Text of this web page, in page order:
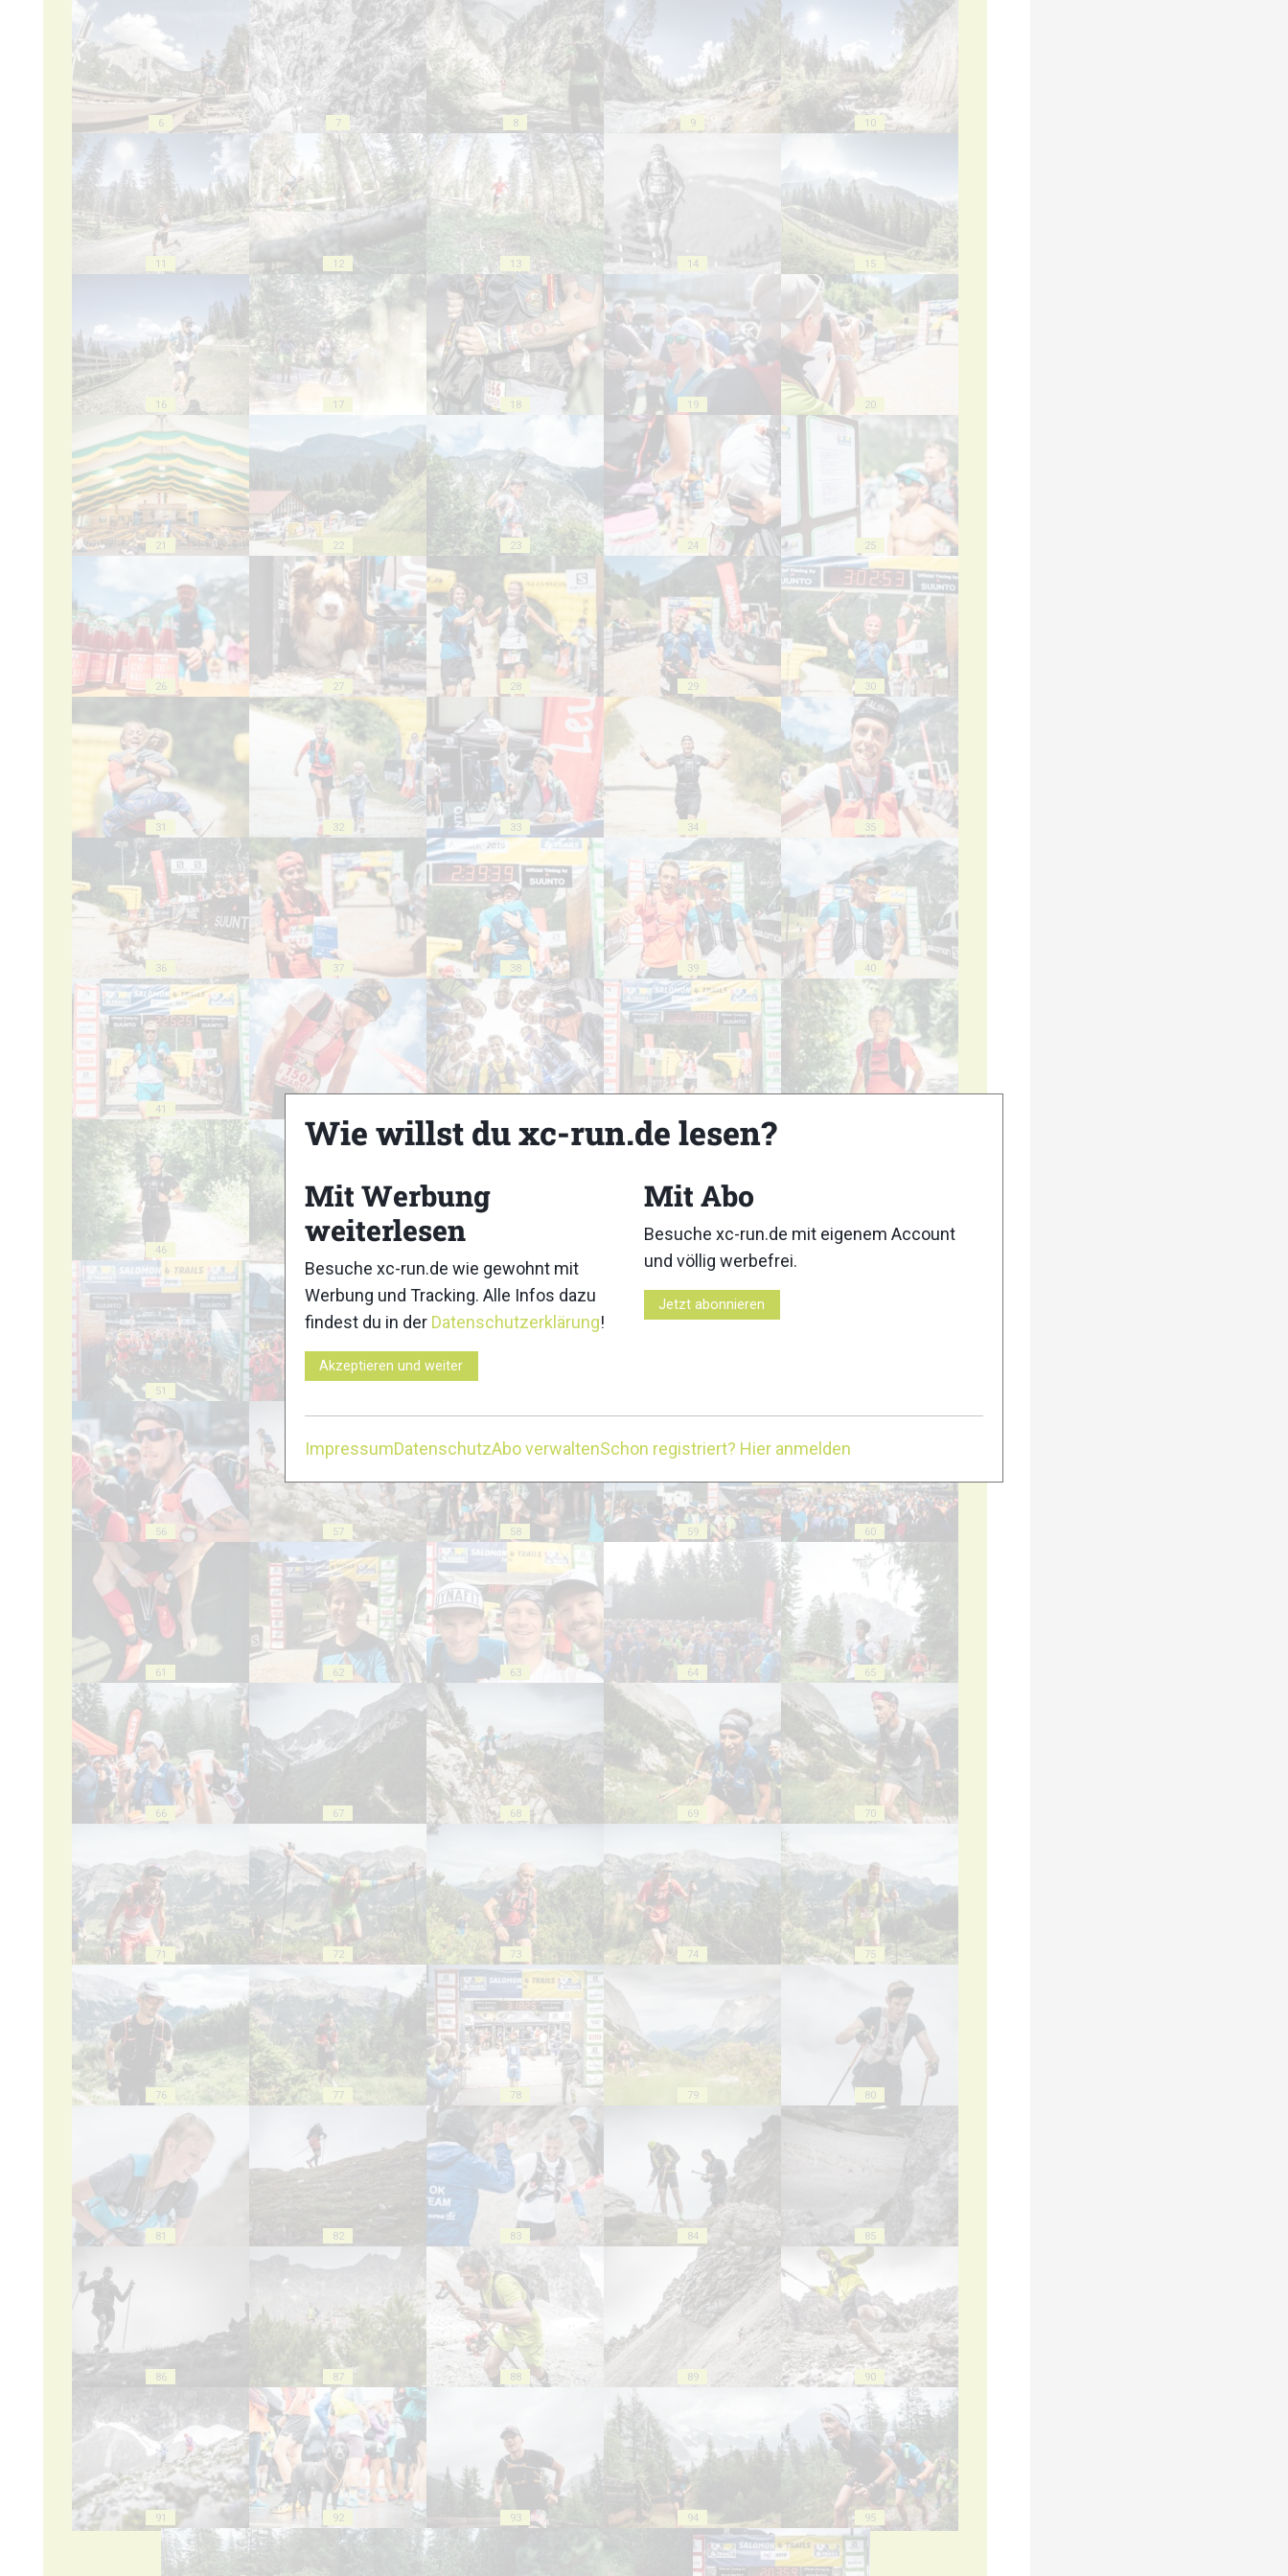
6 7 8 9 10
11 12 13 14 15
16 17 18 19 20
21 22 23 24 25
26 27 28 29 30
31 32 33 34 35
36 37 38 39 40
41
46
51
56 57 58 59 60
61 62 63 64 65
66 67 68 69 70
71 72 73 74 75
76 77 78 79 80
81 82 83 84 85
86 87 88 89 90
91 92 93 94 95
Wie willst du xc-run.de lesen?
Mit Werbung
weiterlesen
Besuche xc-run.de wie gewohnt mit
Werbung und Tracking. Alle Infos dazu
findest du in der Datenschutzerklärung!
Akzeptieren und weiter
Mit Abo
Besuche xc-run.de mit eigenem Account
und völlig werbefrei.
Jetzt abonnieren
ImpressumDatenschutzAbo verwaltenSchon registriert? Hier anmelden